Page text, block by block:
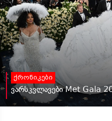
ქრონიკები
ვარსკვლავები Met Gala